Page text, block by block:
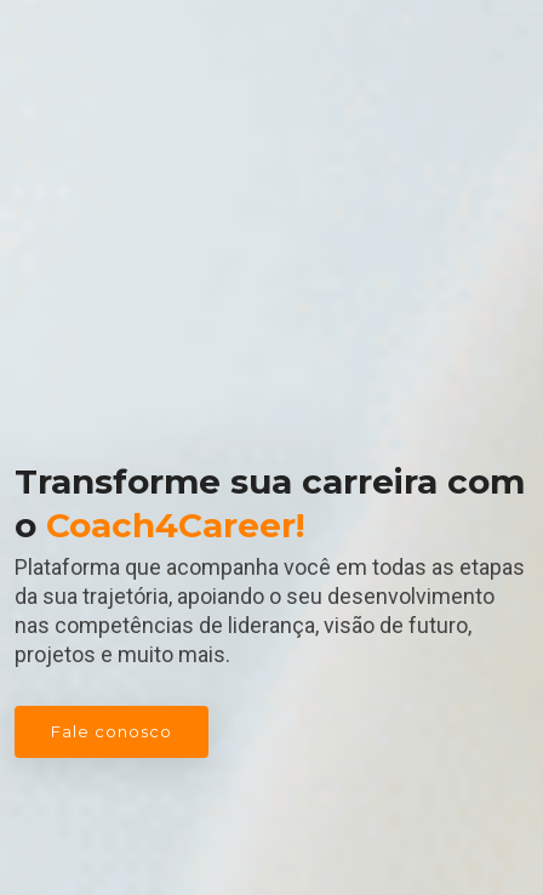
Transforme sua carreira com
o Coach4Career!
Plataforma que acompanha você em todas as etapas
da sua trajetória, apoiando o seu desenvolvimento
nas competências de liderança, visão de futuro,
projetos e muito mais.
Fale conosco